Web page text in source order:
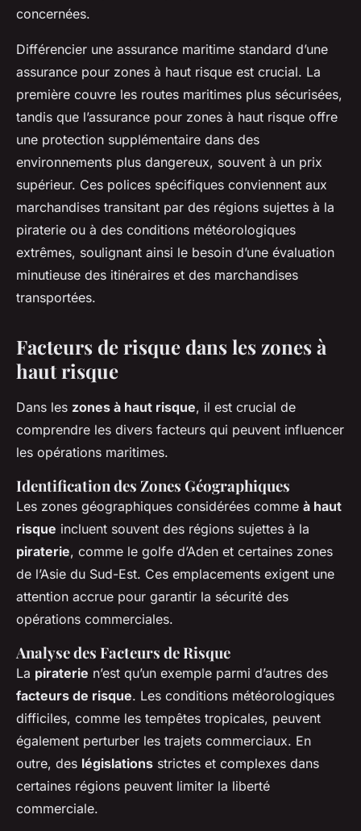
concernées.
Différencier une assurance maritime standard d’une
assurance pour zones à haut risque est crucial. La
première couvre les routes maritimes plus sécurisées,
tandis que l’assurance pour zones à haut risque offre
une protection supplémentaire dans des
environnements plus dangereux, souvent à un prix
supérieur. Ces polices spécifiques conviennent aux
marchandises transitant par des régions sujettes à la
piraterie ou à des conditions météorologiques
extrêmes, soulignant ainsi le besoin d’une évaluation
minutieuse des itinéraires et des marchandises
transportées.
Facteurs de risque dans les zones à
haut risque
Dans les zones à haut risque, il est crucial de
comprendre les divers facteurs qui peuvent influencer
les opérations maritimes.
Identification des Zones Géographiques
Les zones géographiques considérées comme à haut
risque incluent souvent des régions sujettes à la
piraterie, comme le golfe d’Aden et certaines zones
de l’Asie du Sud-Est. Ces emplacements exigent une
attention accrue pour garantir la sécurité des
opérations commerciales.
Analyse des Facteurs de Risque
La piraterie n’est qu’un exemple parmi d’autres des
facteurs de risque. Les conditions météorologiques
difficiles, comme les tempêtes tropicales, peuvent
également perturber les trajets commerciaux. En
outre, des législations strictes et complexes dans
certaines régions peuvent limiter la liberté
commerciale.